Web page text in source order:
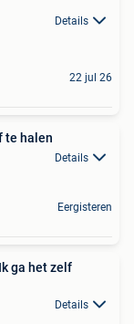
Details
22 jul 26
te halen
Details
Eergisteren
ga het zelf
Details